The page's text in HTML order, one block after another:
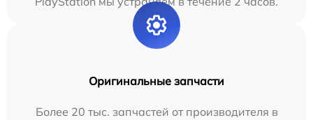
Оригинальные запчасти
Более 20 тыс. запчастей от производителя в